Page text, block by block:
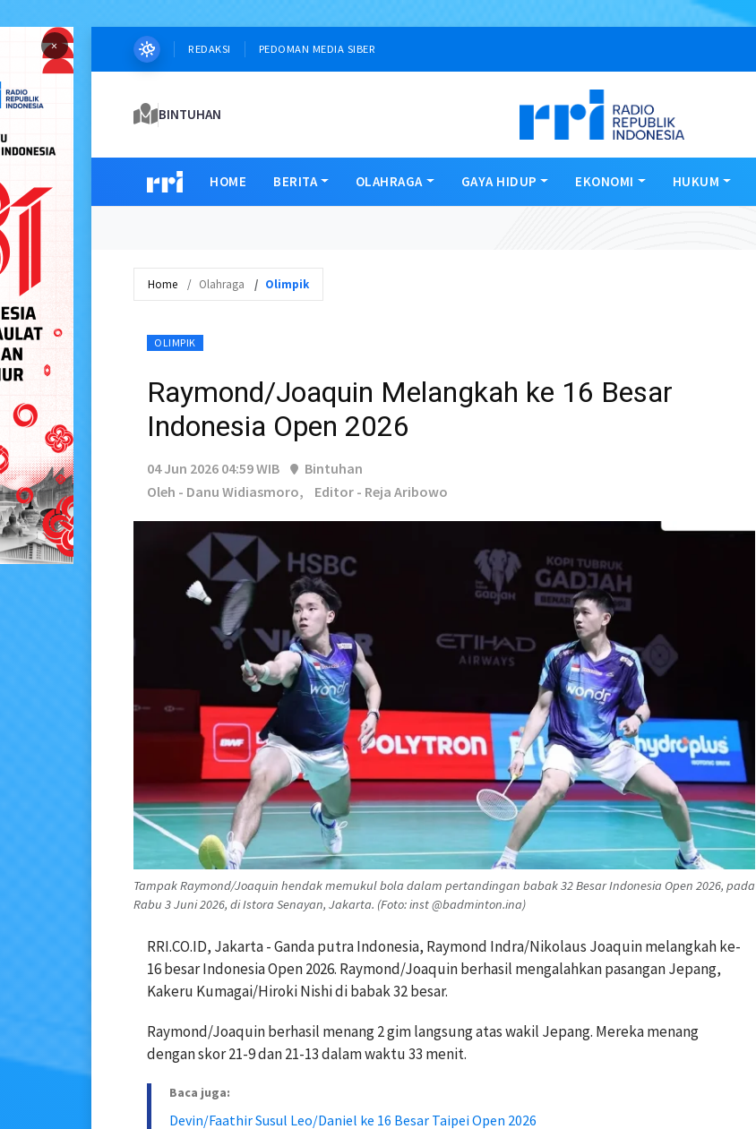
× REDAKSI PEDOMAN MEDIA SIBER
BINTUHAN
HOME BERITA OLAHRAGA GAYA HIDUP EKONOMI HUKUM
Home Olahraga Olimpik
OLIMPIK
Raymond/Joaquin Melangkah ke 16 Besar
Indonesia Open 2026
04 Jun 2026 04:59 WIB
Bintuhan
Oleh - Danu Widiasmoro,
Editor - Reja Aribowo
Tampak Raymond/Joaquin hendak memukul bola dalam pertandingan babak 32 Besar Indonesia Open 2026, pada
Rabu 3 Juni 2026, di Istora Senayan, Jakarta. (Foto: inst @badminton.ina)
RRI.CO.ID, Jakarta - Ganda putra Indonesia, Raymond Indra/Nikolaus Joaquin melangkah ke-
16 besar Indonesia Open 2026. Raymond/Joaquin berhasil mengalahkan pasangan Jepang,
Kakeru Kumagai/Hiroki Nishi di babak 32 besar.
Raymond/Joaquin berhasil menang 2 gim langsung atas wakil Jepang. Mereka menang
dengan skor 21-9 dan 21-13 dalam waktu 33 menit.
Baca juga:
Devin/Faathir Susul Leo/Daniel ke 16 Besar Taipei Open 2026